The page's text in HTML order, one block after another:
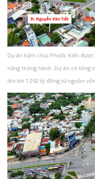
Dự án hầm chui Phước Kiến
năng thông hành. Dự án có
lên tới 1.050 tỷ đồng từ nguồn